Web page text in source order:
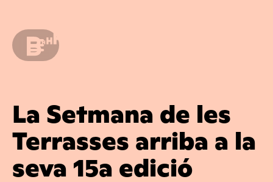
La Setmana de les
Terrasses arriba a la
seva 15a edició